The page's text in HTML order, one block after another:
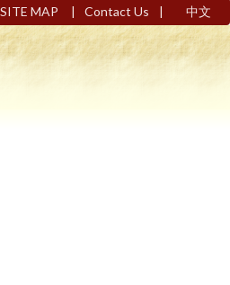
SITE MAP | Contact Us | 中文